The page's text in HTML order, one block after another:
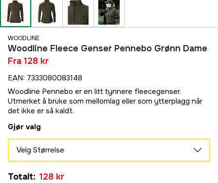
WOODLINE
Woodline Fleece Genser Pennebo Grønn Dame
Fra 128 kr
EAN: 7333080083148
Woodline Pennebo er en litt tynnere fleecegenser.
Utmerket å bruke som mellomlag eller som ytterplagg når
det ikke er så kaldt.
Gjør valg
Velg Størrelse
128 kr
Totalt: 128 kr